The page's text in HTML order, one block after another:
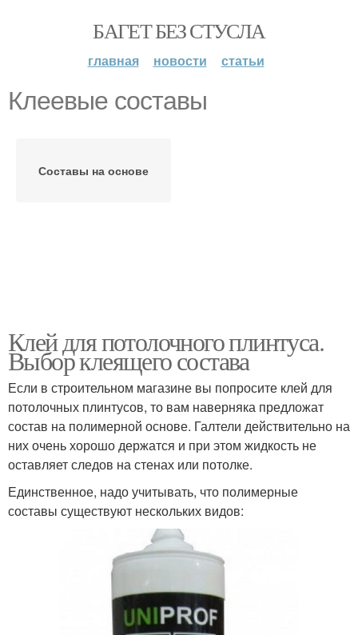
БАГЕТ БЕЗ СТУСЛА
главная новости статьи
Клеевые составы
Составы на основе
Клей для потолочного плинтуса.
Выбор клеящего состава
Если в строительном магазине вы попросите клей для
потолочных плинтусов, то вам наверняка предложат
состав на полимерной основе. Галтели действительно на
них очень хорошо держатся и при этом жидкость не
оставляет следов на стенах или потолке.
Единственное, надо учитывать, что полимерные
составы существуют нескольких видов: